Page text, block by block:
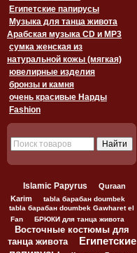
Египетские папирусы
Музыка для танца живота
Арабская музыка CD и MP3
сумка женская из
натуральной кожы (мягкая)
ювелирные изделия
бронзы и камня
очень красивые Нарды
Fashion
Islamic Papyrus
Quraan
Karim
tabla барабан doumbek
tabla барабан doumbek Gawharet el
Fan
БРЮКИ для танца живота
Восточные костюмы для
танца живота
Египетские